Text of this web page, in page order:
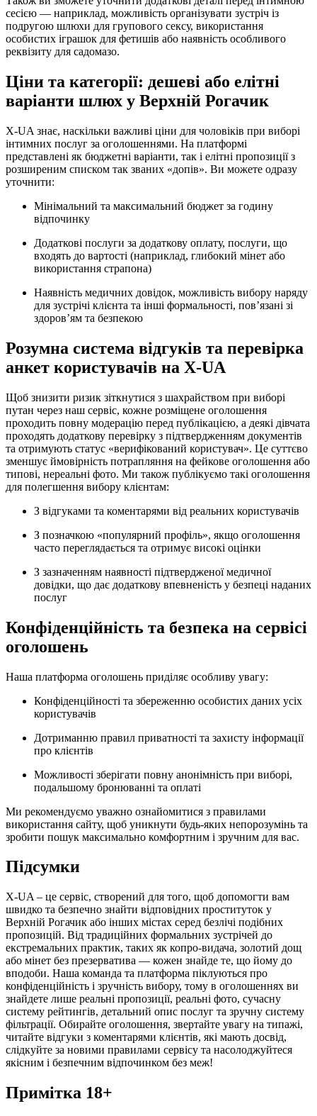
сесією — наприклад, можливість організувати зустріч із
подругою шлюхи для групового сексу, використання
особистих іграшок для фетишів або наявність особливого
реквізиту для садомазо.
Ціни та категорії: дешеві або елітні
варіанти шлюх у Верхній Рогачик
X-UA знає, наскільки важливі ціни для чоловіків при виборі
інтимних послуг за оголошеннями. На платформі
представлені як бюджетні варіанти, так і елітні пропозиції з
розширеним списком так званих «допів». Ви можете одразу
уточнити:
Мінімальний та максимальний бюджет за годину
відпочинку
Додаткові послуги за додаткову оплату, послуги, що
входять до вартості (наприклад, глибокий мінет або
використання страпона)
Наявність медичних довідок, можливість вибору наряду
для зустрічі клієнта та інші формальності, пов’язані зі
здоров’ям та безпекою
Розумна система відгуків та перевірка
анкет користувачів на X-UA
Щоб знизити ризик зіткнутися з шахрайством при виборі
путан через наш сервіс, кожне розміщене оголошення
проходить повну модерацію перед публікацією, а деякі дівчата
проходять додаткову перевірку з підтвердженням документів
та отримують статус «верифікований користувач». Це суттєво
зменшує ймовірність потрапляння на фейкове оголошення або
типові, нереальні фото. Ми також публікуємо такі оголошення
для полегшення вибору клієнтам:
З відгуками та коментарями від реальних користувачів
З позначкою «популярний профіль», якщо оголошення
часто переглядається та отримує високі оцінки
З зазначенням наявності підтвердженої медичної
довідки, що дає додаткову впевненість у безпеці наданих
послуг
Конфіденційність та безпека на сервісі
оголошень
Наша платформа оголошень приділяє особливу увагу:
Конфіденційності та збереженню особистих даних усіх
користувачів
Дотриманню правил приватності та захисту інформації
про клієнтів
Можливості зберігати повну анонімність при виборі,
подальшому бронюванні та оплаті
Ми рекомендуємо уважно ознайомитися з правилами
використання сайту, щоб уникнути будь-яких непорозумінь та
зробити пошук максимально комфортним і зручним для вас.
Підсумки
X-UA – це сервіс, створений для того, щоб допомогти вам
швидко та безпечно знайти відповідних проституток у
Верхній Рогачик або інших містах серед безлічі подібних
пропозицій. Від традиційних формальних зустрічей до
екстремальних практик, таких як копро-видача, золотий дощ
або мінет без презерватива — кожен знайде те, що йому до
вподоби. Наша команда та платформа піклуються про
конфіденційність і зручність вибору, тому в оголошеннях ви
знайдете лише реальні пропозиції, реальні фото, сучасну
систему рейтингів, детальний опис послуг та зручну систему
фільтрації. Обирайте оголошення, звертайте увагу на типажі,
читайте відгуки з коментарями клієнтів, які мають досвід,
слідкуйте за новими правилами сервісу та насолоджуйтеся
якісним і безпечним відпочинком без меж!
Примітка 18+